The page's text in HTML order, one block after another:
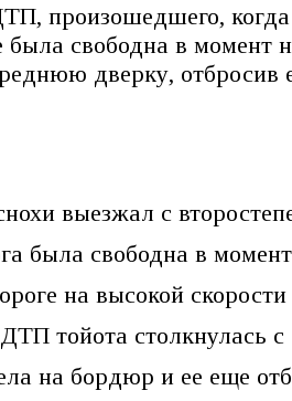
произошедшего,
была свободна в момент
дверку, отбросив
выезжал с
была свободна в
на высокой
ДТП тойота столкнулась
на бордюр и ее еще